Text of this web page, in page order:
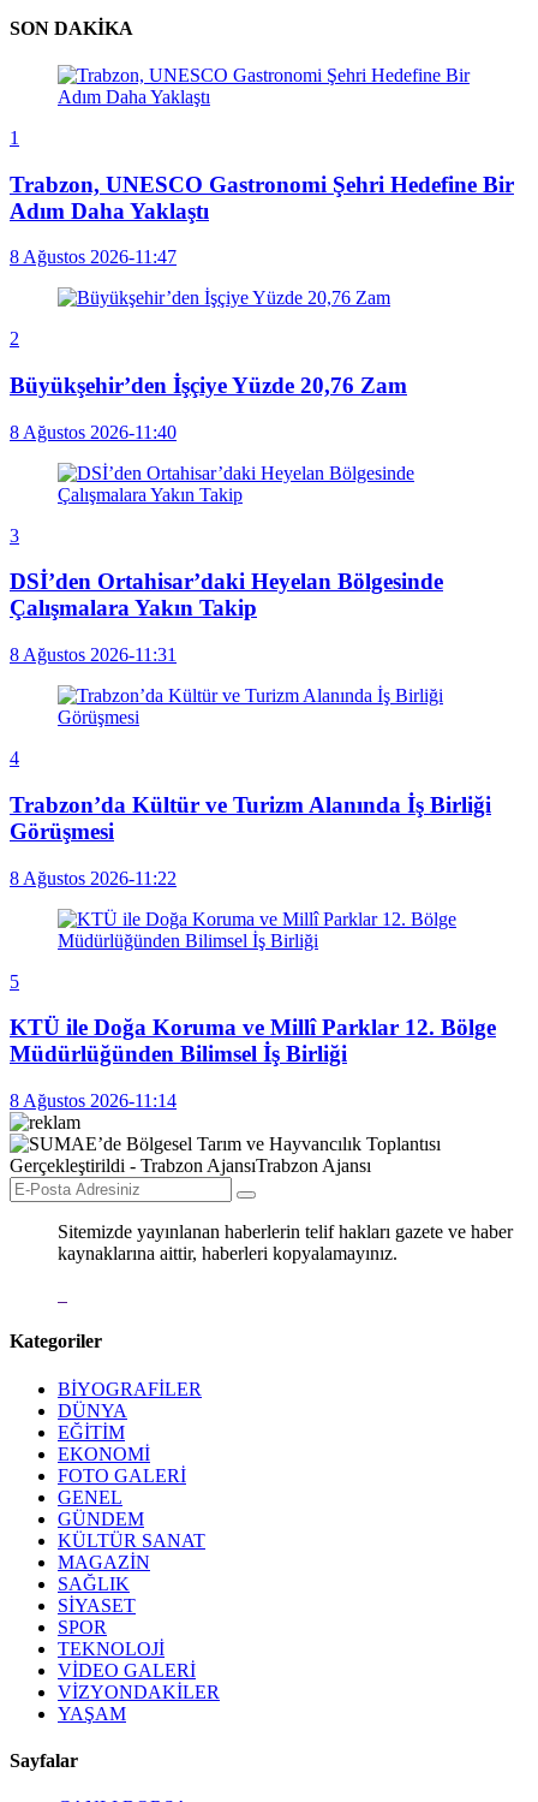
SON DAKİKA
1
Trabzon, UNESCO Gastronomi Şehri Hedefine Bir
Adım Daha Yaklaştı
8 Ağustos 2026-11:47
2
Büyükşehir’den İşçiye Yüzde 20,76 Zam
8 Ağustos 2026-11:40
3
DSİ’den Ortahisar’daki Heyelan Bölgesinde
Çalışmalara Yakın Takip
8 Ağustos 2026-11:31
4
Trabzon’da Kültür ve Turizm Alanında İş Birliği
Görüşmesi
8 Ağustos 2026-11:22
5
KTÜ ile Doğa Koruma ve Millî Parklar 12. Bölge
Müdürlüğünden Bilimsel İş Birliği
8 Ağustos 2026-11:14
Sitemizde yayınlanan haberlerin telif hakları gazete ve haber
kaynaklarına aittir, haberleri kopyalamayınız.
Kategoriler
BİYOGRAFİLER
DÜNYA
EĞİTİM
EKONOMİ
FOTO GALERİ
GENEL
GÜNDEM
KÜLTÜR SANAT
MAGAZİN
SAĞLIK
SİYASET
SPOR
TEKNOLOJİ
VİDEO GALERİ
VİZYONDAKİLER
YAŞAM
Sayfalar